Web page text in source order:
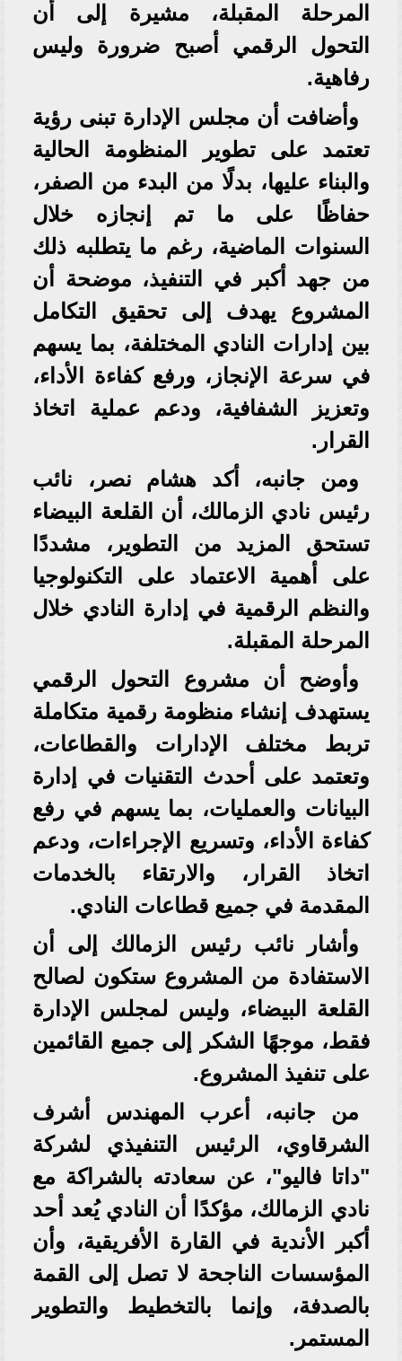
المرحلة المقبلة، مشيرة إلى أن
التحول الرقمي أصبح ضرورة وليس
رفاهية.
وأضافت أن مجلس الإدارة تبنى رؤية
تعتمد على تطوير المنظومة الحالية
والبناء عليها، بدلًا من البدء من الصفر،
حفاظًا على ما تم إنجازه خلال
السنوات الماضية، رغم ما يتطلبه ذلك
من جهد أكبر في التنفيذ، موضحة أن
المشروع يهدف إلى تحقيق التكامل
بين إدارات النادي المختلفة، بما يسهم
في سرعة الإنجاز، ورفع كفاءة الأداء،
وتعزيز الشفافية، ودعم عملية اتخاذ
القرار.
ومن جانبه، أكد هشام نصر، نائب
رئيس نادي الزمالك، أن القلعة البيضاء
تستحق المزيد من التطوير، مشددًا
على أهمية الاعتماد على التكنولوجيا
والنظم الرقمية في إدارة النادي خلال
المرحلة المقبلة.
وأوضح أن مشروع التحول الرقمي
يستهدف إنشاء منظومة رقمية متكاملة
تربط مختلف الإدارات والقطاعات،
وتعتمد على أحدث التقنيات في إدارة
البيانات والعمليات، بما يسهم في رفع
كفاءة الأداء، وتسريع الإجراءات، ودعم
اتخاذ القرار، والارتقاء بالخدمات
المقدمة في جميع قطاعات النادي.
وأشار نائب رئيس الزمالك إلى أن
الاستفادة من المشروع ستكون لصالح
القلعة البيضاء، وليس لمجلس الإدارة
فقط، موجهًا الشكر إلى جميع القائمين
على تنفيذ المشروع.
من جانبه، أعرب المهندس أشرف
الشرقاوي، الرئيس التنفيذي لشركة
"داتا فاليو"، عن سعادته بالشراكة مع
نادي الزمالك، مؤكدًا أن النادي يُعد أحد
أكبر الأندية في القارة الأفريقية، وأن
المؤسسات الناجحة لا تصل إلى القمة
بالصدفة، وإنما بالتخطيط والتطوير
المستمر.